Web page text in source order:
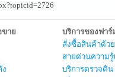
ขาย
บริการของฟาร์
สั่งซื้อสินค้าด้ว
สายด่วนความรู้
บริการตรวจดิน